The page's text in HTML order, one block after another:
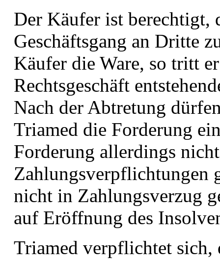
Der Käufer ist berechtigt,
Geschäftsgang an Dritte
Käufer die Ware, so tritt
Rechtsgeschäft
Nach der Abtretung
Triamed die Forderung
Forderung allerdings
Zahlungsverpflichtungen
nicht in Zahlungsverzug
auf Eröffnung des
Triamed verpflichtet sich,